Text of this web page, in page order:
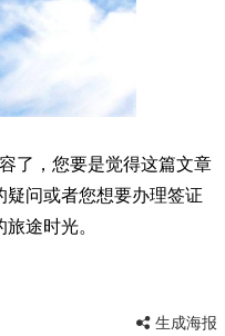
了，您要是觉得这篇文章
问或者您想要办理签证
途时光。
生成海报